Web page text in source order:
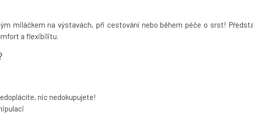
miláčkem na výstavách, při cestování nebo během péče o srst!
a flexibilitu.
nic nedokupujete!